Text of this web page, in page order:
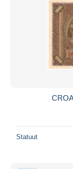
Statuut